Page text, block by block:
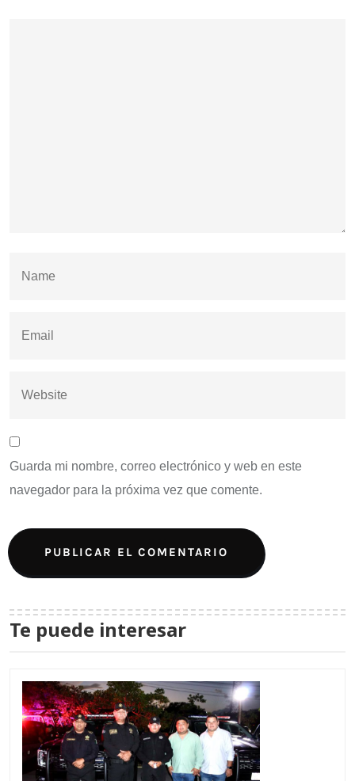
Guarda mi nombre, correo electrónico y web en este
navegador para la próxima vez que comente.
Te puede interesar